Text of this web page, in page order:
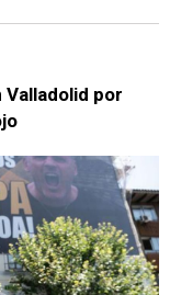
por